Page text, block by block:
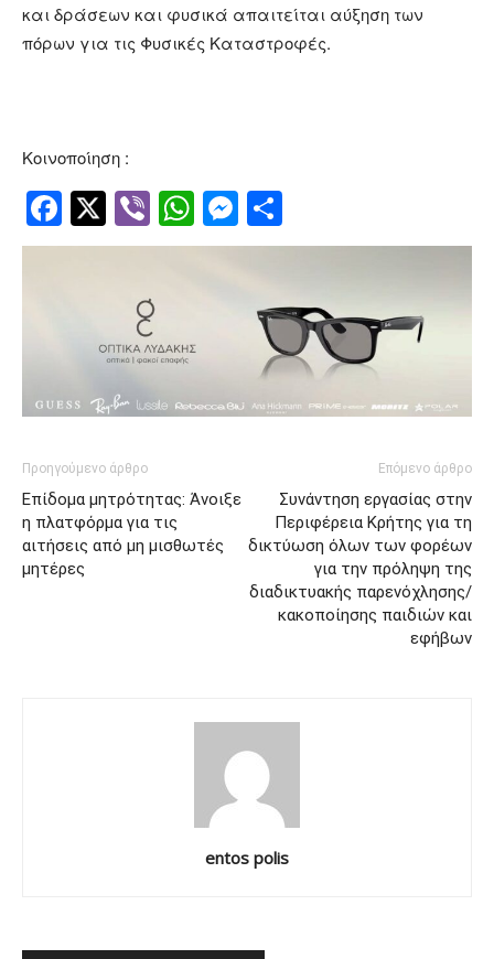
και δράσεων και φυσικά απαιτείται αύξηση των
πόρων για τις Φυσικές Καταστροφές.
Κοινοποίηση :
Facebook
Twitter
ViberWhatsApp
Messenger
Προηγούμενο άρθρο
Επίδομα μητρότητας: Άνοιξε
η πλατφόρμα για τις
αιτήσεις από μη μισθωτές
μητέρες
Επόμενο άρθρο
Συνάντηση εργασίας στην
Περιφέρεια Κρήτης για τη
δικτύωση όλων των φορέων
για την πρόληψη της
διαδικτυακής παρενόχλησης/
κακοποίησης παιδιών και
εφήβων
entos polis